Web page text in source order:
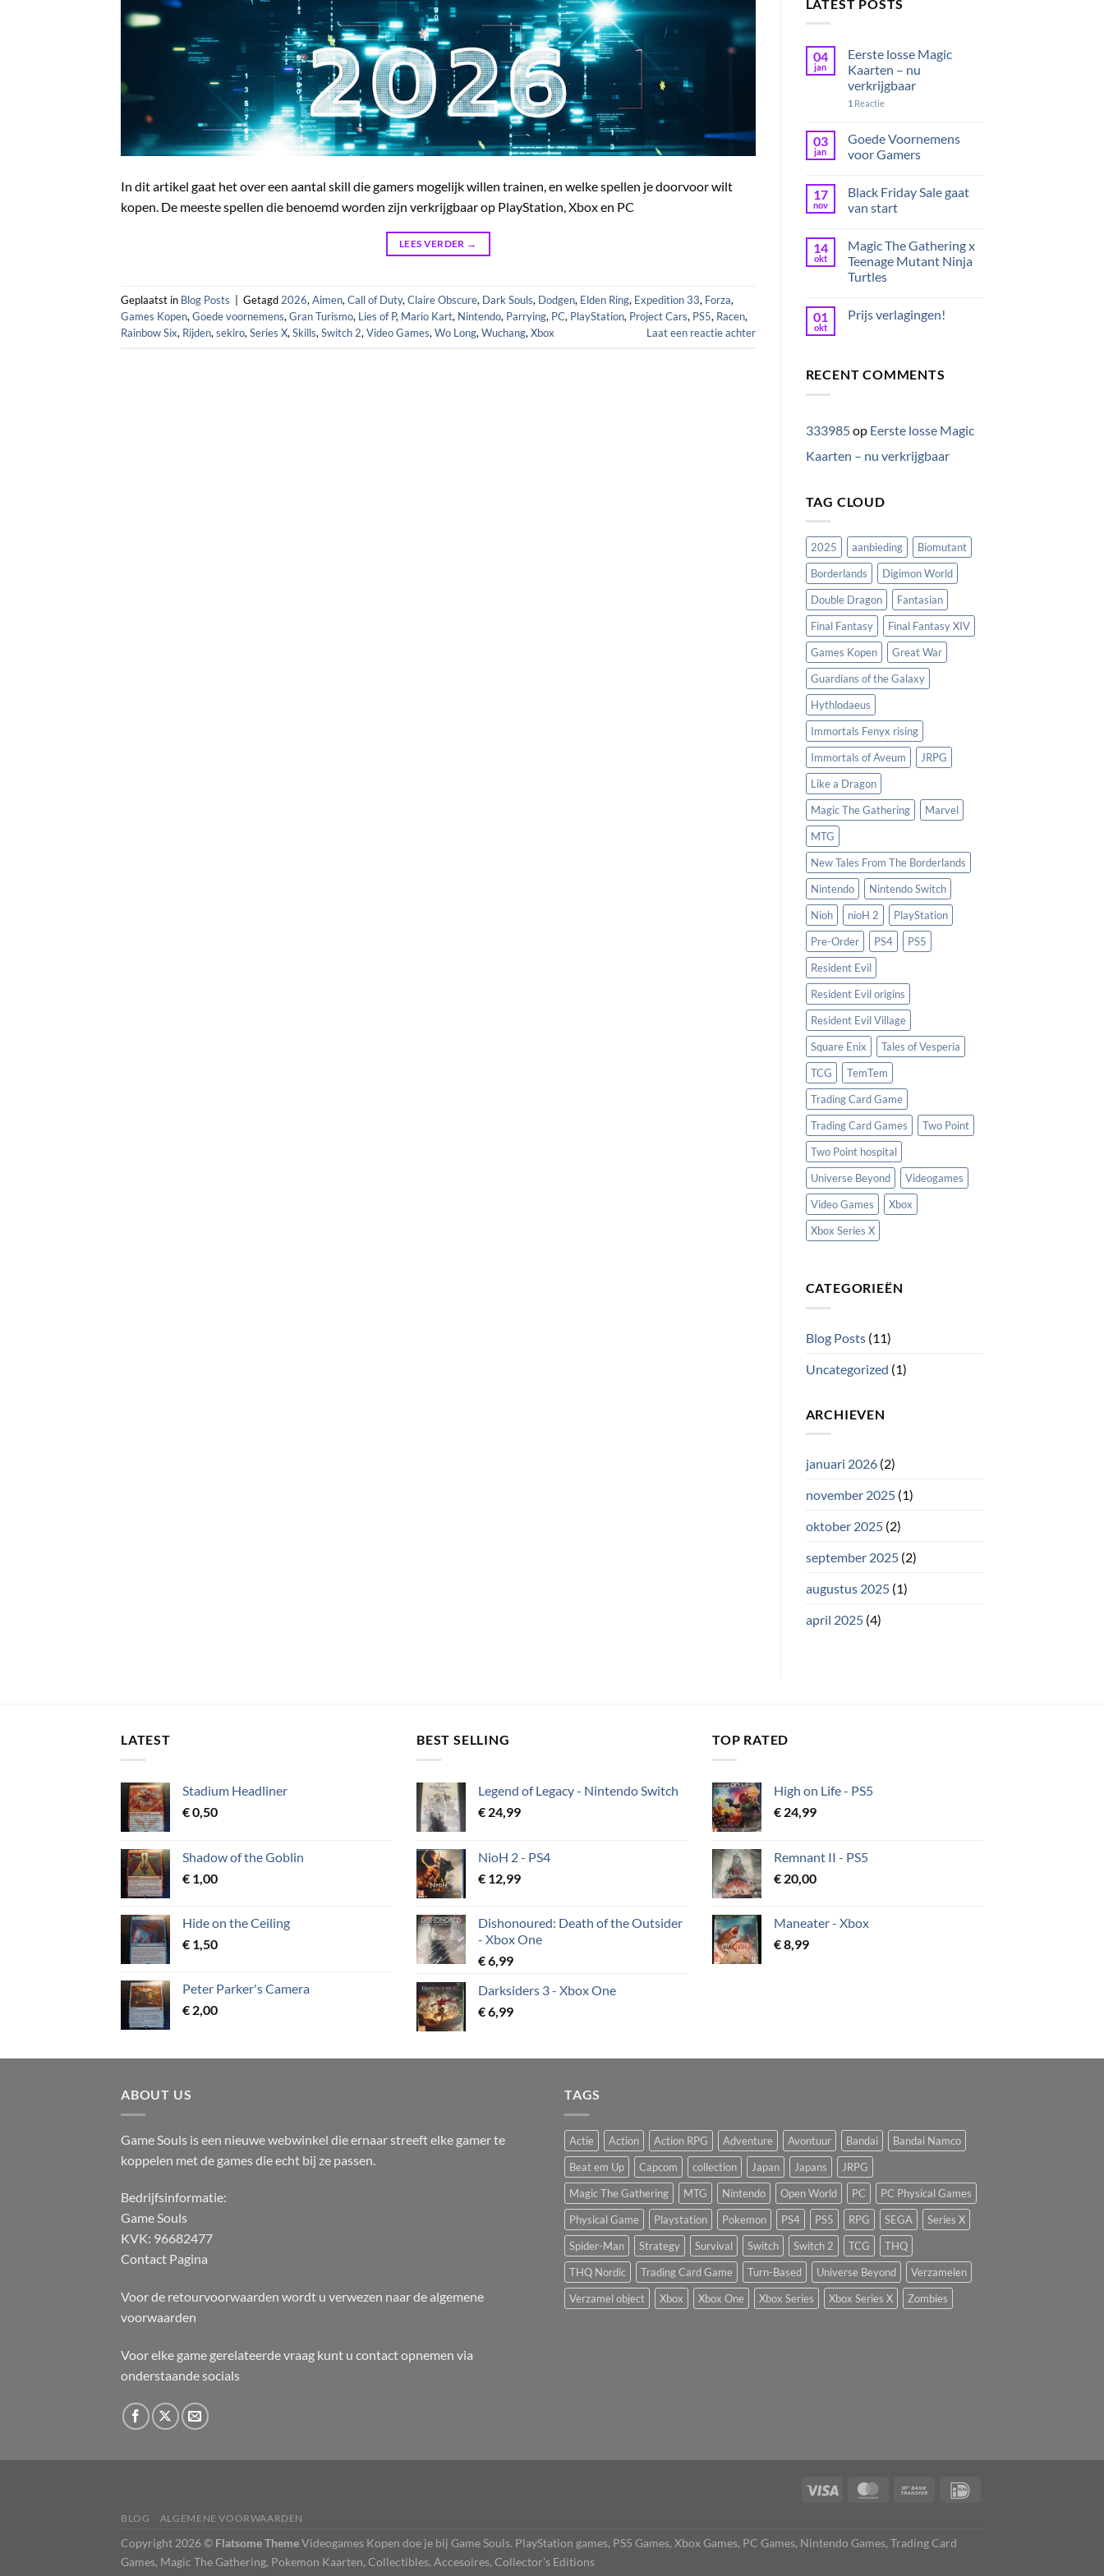
In dit artikel gaat het over een aantal skill die gamers mogelijk willen trainen, en welke spellen je doorvoor wilt
kopen. De meeste spellen die benoemd worden zijn verkrijgbaar op PlayStation, Xbox en PC
LEES VERDER →
Geplaatst in Blog Posts Getagd 2026, Aimen, Call of Duty, Claire Obscure, Dark Souls, Dodgen, Elden Ring, Expedition 33, Forza,
Games Kopen, Goede voornemens, Gran Turismo, Lies of P, Mario Kart, Nintendo, Parrying, PC, PlayStation, Project Cars, PS5, Racen,
Rainbow Six, Rijden, sekiro, Series X, Skills, Switch 2, Video Games, Wo Long, Wuchang, Xbox Laat een reactie achter
LATEST POSTS
04
jan
Eerste losse Magic
Kaarten – nu
verkrijgbaar
1 Reactie
03
jan
Goede Voornemens
voor Gamers
17
nov
Black Friday Sale gaat
van start
14
okt
Magic The Gathering x
Teenage Mutant Ninja
Turtles
01
okt
Prijs verlagingen!
RECENT COMMENTS
333985op Eerste losse Magic
Kaarten – nu verkrijgbaar
TAG CLOUD
2025 aanbieding
Biomutant
Borderlands
Digimon World
Double Dragon
Fantasian
Final Fantasy
Final Fantasy XIV
Games Kopen
Great War
Guardians of the Galaxy
Hythlodaeus
Immortals Fenyx rising
Immortals of Aveum
JRPG
Like a Dragon
Magic The Gathering
Marvel
MTG
New Tales From The Borderlands
Nintendo
Nintendo Switch
Nioh
nioH 2
PlayStation
Pre-Order
PS4
PS5
Resident Evil
Resident Evil origins
Resident Evil Village
Square Enix
Tales of Vesperia
TCG
TemTem
Trading Card Game
Trading Card Games
Two Point
Two Point hospital
Universe Beyond
Videogames
Video Games
Xbox
Xbox Series X
CATEGORIEËN
Blog Posts(11)
Uncategorized (1)
ARCHIEVEN
januari 2026(2)
november 2025(1)
oktober 2025(2)
september 2025(2)
augustus 2025(1)
april 2025(4)
LATEST
Stadium Headliner
€0,50
Shadow of the Goblin
€ 1,00
Hide on the Ceiling
€ 1,50
Peter Parker's Camera
€ 2,00
BEST SELLING
Legend of Legacy - Nintendo Switch
€ 24,99
NioH 2 - PS4
€ 12,99
Dishonoured: Death of the Outsider
- Xbox One
€6,99
Darksiders 3 - Xbox One
€6,99
TOP RATED
High on Life - PS5
€ 24,99
Remnant II - PS5
€ 20,00
Maneater - Xbox
€8,99
ABOUT US
Game Souls is een nieuwe webwinkel die ernaar streeft elke gamer te
koppelen met de games die echt bij ze passen.
Bedrijfsinformatie:
Game Souls
KVK: 96682477
Contact Pagina
Voor de retourvoorwaarden wordt u verwezen naar dealgemene
voorwaarden
Voor elke game gerelateerde vraag kunt u contact opnemen via
onderstaande socials
TAGS
Actie Action Action RPG Adventure Avontuur Bandai
Bandai Namco
Beat em Up
Capcom collection Japan Japans
JRPG
Magic The Gathering
MTG Nintendo Open World PC
PC Physical Games
Physical Game
Playstation Pokemon PS4 PS5 RPG SEGA
Series X
Spider-Man
Strategy Survival Switch Switch 2 TCG
THQ
THQ Nordic
Trading Card Game Turn-Based Universe Beyond
Verzamelen
Verzamel object
Xbox Xbox One Xbox Series Xbox Series X Zombies
BLOG ALGEMENE VOORWAARDEN
Copyright 2026 © Flatsome ThemeVideogames Kopen doe je bij Game Souls. PlayStation games, PS5 Games, Xbox Games, PC Games, Nintendo Games, Trading Card
Games, Magic The Gathering, Pokemon Kaarten, Collectibles, Accesoires, Collector's Editions